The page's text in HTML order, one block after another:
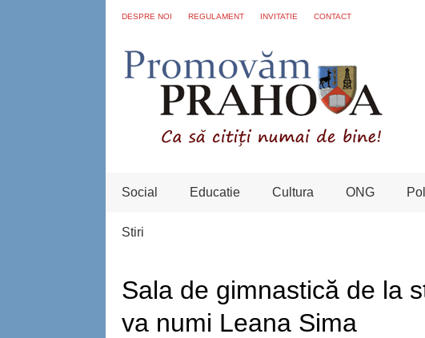
DESPRE NOI REGULAMENT INVITATIE CONTACT
Social Educatie Cultura ONG
Stiri
Sala de gimnastică de la
va numi Leana Sima